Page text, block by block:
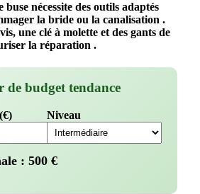
buse nécessite des outils adaptés
la bride ou la canalisation .
une clé à molette et des gants de
la réparation .
de budget tendance
Niveau
: 500 €